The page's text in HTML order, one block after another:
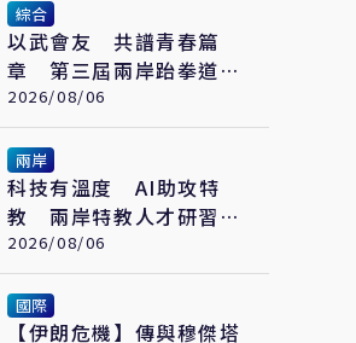
綜合
以武會友 共譜青春篇
章 第三屆兩岸跆拳道交
流賽開賽
2026/08/06
兩岸
科技有溫度 AI助攻特
教 兩岸特教人才研習營
福州登場
2026/08/06
國際
【伊朗危機】傳與穆傑塔